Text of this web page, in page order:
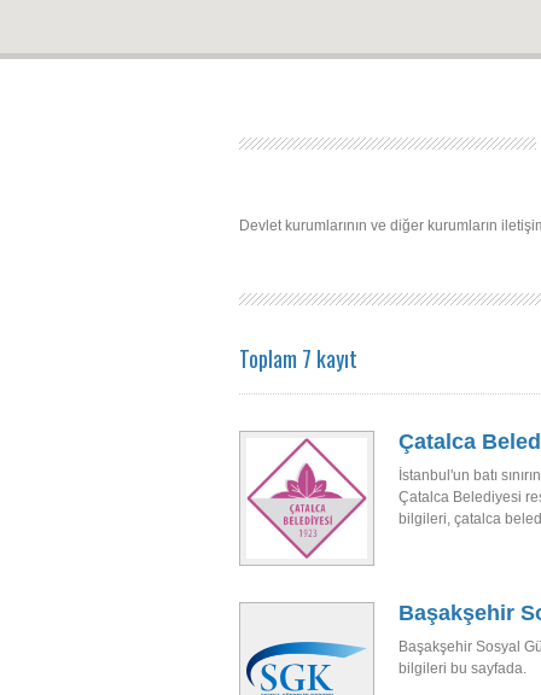
Devlet kurumlarının ve diğer kurumların
Toplam 7 kayıt
Çatalca
İstanbul'un batı
Çatalca Belediyesi
bilgileri, çatalca
Başakşehir
Başakşehir Sosyal
bilgileri bu sayfada.